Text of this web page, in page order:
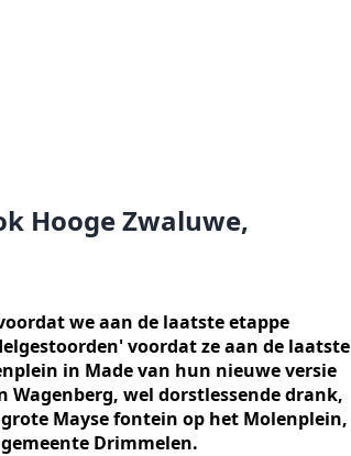
Hooge Zwaluwe,
we aan de laatste etappe
voordat ze aan de laatste
in Made van hun nieuwe versie
Wagenberg, wel dorstlessende drank,
Mayse fontein op het Molenplein,
Drimmelen.